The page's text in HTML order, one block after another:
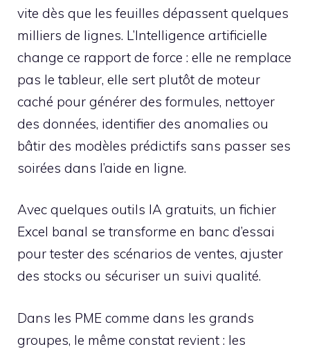
vite dès que les feuilles dépassent quelques
milliers de lignes. L’Intelligence artificielle
change ce rapport de force : elle ne remplace
pas le tableur, elle sert plutôt de moteur
caché pour générer des formules, nettoyer
des données, identifier des anomalies ou
bâtir des modèles prédictifs sans passer ses
soirées dans l’aide en ligne.
Avec quelques outils IA gratuits, un fichier
Excel banal se transforme en banc d’essai
pour tester des scénarios de ventes, ajuster
des stocks ou sécuriser un suivi qualité.
Dans les PME comme dans les grands
groupes, le même constat revient : les